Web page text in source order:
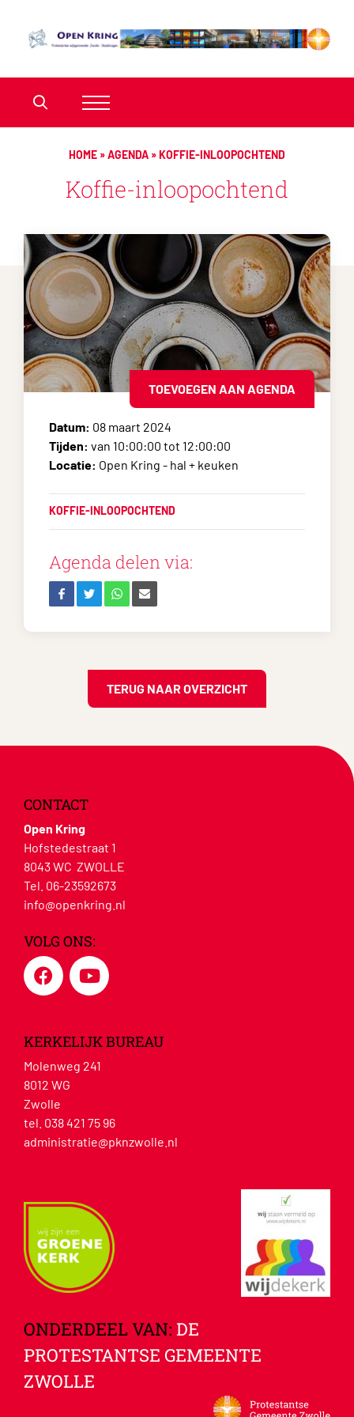
HOME »AGENDA »KOFFIE-INLOOPOCHTEND
Koffie-inloopochtend
TOEVOEGEN AAN AGENDA
Datum: 08 maart 2024
Tijden: van 10:00:00 tot 12:00:00
Locatie: Open Kring - hal + keuken
KOFFIE-INLOOPOCHTEND
Agenda delen via:
TERUG NAAR OVERZICHT
CONTACT
Open Kring
Hofstedestraat 1
8043 WC ZWOLLE
Tel. 06-23592673
info@openkring.nl
VOLG ONS:
KERKELIJK BUREAU
Molenweg 241
8012 WG
Zwolle
tel. 038 421 75 96
administratie@pknzwolle.nl
ONDERDEEL VAN: DE
PROTESTANTSE GEMEENTE
ZWOLLE